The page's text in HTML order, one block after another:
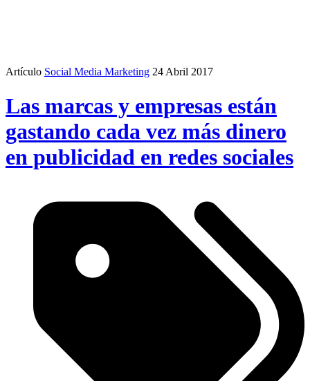
Artículo Social Media Marketing 24 Abril 2017
Las marcas y empresas están
gastando cada vez más dinero
en publicidad en redes sociales